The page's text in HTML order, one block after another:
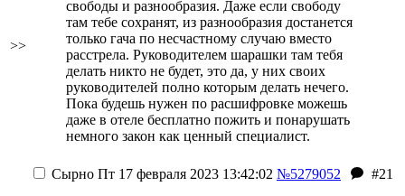
>>
свободы и разнообразия. Даже если свободу
там тебе сохранят, из разнообразия достанется
только гача по несчастному случаю вместо
расстрела. Руководителем шарашки там тебя
делать никто не будет, это да, у них своих
руководителей полно которым делать нечего.
Пока будешь нужен по расшифровке можешь
даже в отеле бесплатно пожить и понарушать
немного закон как ценный специалист.
Сырно Пт 17 февраля 2023 13:42:02 №5279052
#21